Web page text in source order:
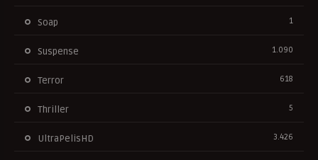
Soap 1
Suspense 1.090
Terror 618
Thriller 5
UltraPelisHD 3.426